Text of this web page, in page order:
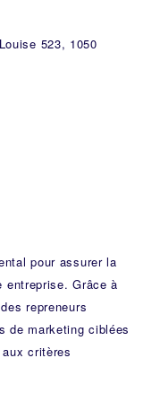
523, 1050
pour assurer la
Grâce à
repreneurs
de marketing ciblées
critères